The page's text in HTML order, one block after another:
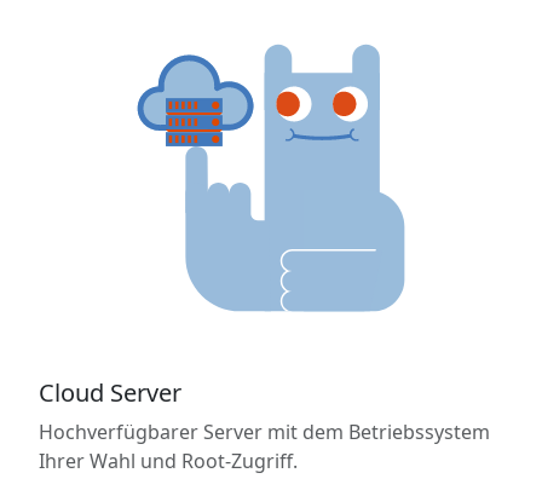
Cloud Server
Hochverfügbarer Server mit dem Betriebssystem
Ihrer Wahl und Root-Zugriff.